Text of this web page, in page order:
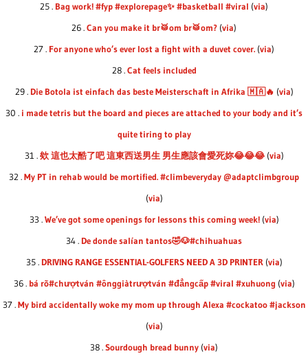
25 . Bag work! #fyp #explorepage✨ #basketball #viral (via)
26 .Can you make it br🥁om br🥁om? (via)
27 . For anyone who’s ever lost a fight with a duvet cover. (via)
28 .Cat feels included
29 . Die Botola ist einfach das beste Meisterschaft in Afrika 🇲🇦🔥 (via)
30 . i made tetris but the board and pieces are attached to your body and it’s
quite tiring to play
31 .欸 這也太酷了吧 這東西送男生 男生應該會愛死妳😂😂😂 (via)
32 .My PT in rehab would be mortified. #climbeveryday @adaptclimbgroup
(via)
33 .We’ve got some openings for lessons this coming week! (via)
34 . De donde salían tantos🤣🐶#chihuahuas
35 . DRIVING RANGE ESSENTIAL-GOLFERS NEED A 3D PRINTER (via)
36 . bá rõ#chượtván #ônggiàtrượtván #đẳngcấp #viral #xuhuong (via)
37 .My bird accidentally woke my mom up through Alexa #cockatoo #jackson
(via)
38 .Sourdough bread bunny (via)